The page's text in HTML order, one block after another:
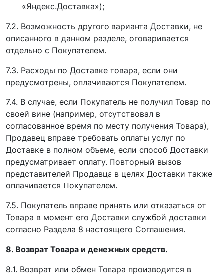
«Яндекс.Доставка»);
7.2. Возможность другого варианта Доставки, не
описанного в данном разделе, оговаривается
отдельно с Покупателем.
7.3. Расходы по Доставке товара, если они
предусмотрены, оплачиваются Покупателем.
7.4. В случае, если Покупатель не получил Товар по
своей вине (например, отсутствовал в
согласованное время по месту получения Товара),
Продавец вправе требовать оплаты услуг по
Доставке в полном объеме, если способ Доставки
предусматривает оплату. Повторный вызов
представителей Продавца в целях Доставки также
оплачивается Покупателем.
7.5. Покупатель вправе принять или отказаться от
Товара в момент его Доставки службой доставки
согласно Раздела 8 настоящего Соглашения.
8. Возврат Товара и денежных средств.
8.1. Возврат или обмен Товара производится в